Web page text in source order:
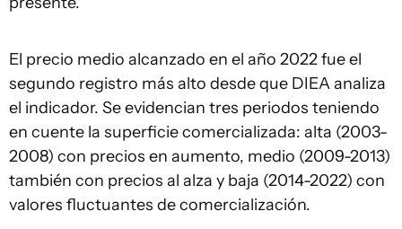
El precio medio alcanzado en el año 2022 fue el
segundo registro más alto desde que DIEA analiza
el indicador. Se evidencian tres periodos teniendo
en cuente la superficie comercializada: alta (2003-
2008) con precios en aumento, medio (2009-2013)
también con precios al alza y baja (2014-2022) con
valores fluctuantes de comercialización.